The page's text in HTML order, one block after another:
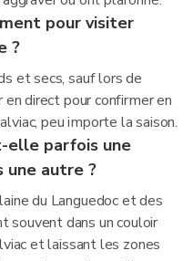
pour visiter
?
et secs, sauf lors de
direct pour confirmer en
peu importe la saison.
elle parfois une
une autre ?
du Languedoc et des
souvent dans un couloir
et laissant les zones